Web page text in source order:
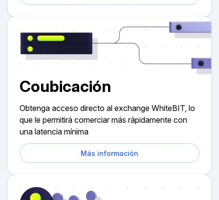
Coubicación
Obtenga acceso directo al exchange WhiteBIT, lo
que le permitirá comerciar más rápidamente con
una latencia mínima
Más información